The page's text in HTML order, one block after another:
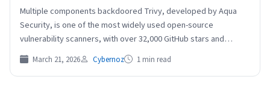
Multiple components backdoored Trivy, developed by Aqua
Security, is one of the most widely used open-source
vulnerability scanners, with over 32,000 GitHub stars and
more…
March 21, 2026 Cybernoz 1 min read